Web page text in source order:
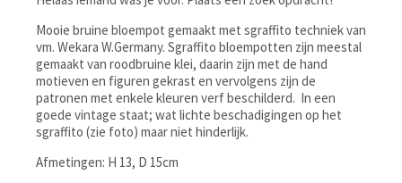
Mooie bruine bloempot gemaakt met sgraffito techniek van
vm. Wekara W.Germany. Sgraffito bloempotten zijn meestal
gemaakt van roodbruine klei, daarin zijn met de hand
motieven en figuren gekrast en vervolgens zijn de
patronen met enkele kleuren verf beschilderd. In een
goede vintage staat; wat lichte beschadigingen op het
sgraffito (zie foto) maar niet hinderlijk.
Afmetingen: H 13, D 15cm